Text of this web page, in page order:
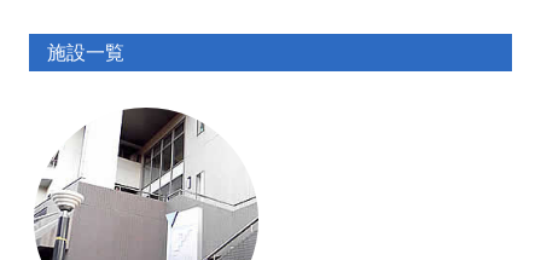
施設一覧